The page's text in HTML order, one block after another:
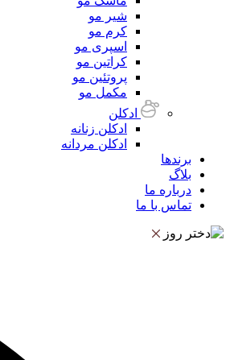
شیر مو
کرم مو
اسپری مو
کراتین مو
پروتئین مو
مکمل مو
ادکلن
ادکلن زنانه
ادکلن مردانه
برندها
بلاگ
درباره ما
تماس با ما